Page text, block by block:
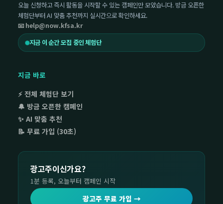
오늘 신청하고 즉시 활동을 시작할 수 있는 캠페인만 모았습니다. 방금 오픈한
체험단부터 AI 맞춤 추천까지 실시간으로 확인하세요.
📧 help@now.kfsa.kr
지금 이 순간 모집 중인 체험단
지금 바로
⚡ 전체 체험단 보기
🔔 방금 오픈한 캠페인
✨ AI 맞춤 추천
📝 무료 가입 (30초)
광고주이신가요?
1분 등록, 오늘부터 캠페인 시작
광고주 무료 가입 →